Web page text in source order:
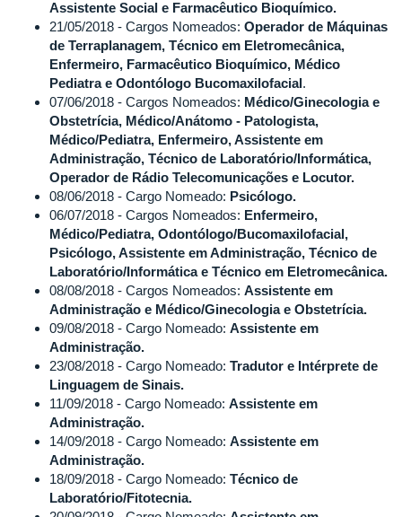
Assistente Social e Farmacêutico Bioquímico.
21/05/2018 - Cargos Nomeados: Operador de Máquinas
de Terraplanagem, Técnico em Eletromecânica,
Enfermeiro, Farmacêutico Bioquímico, Médico
Pediatra e Odontólogo Bucomaxilofacial.
07/06/2018 - Cargos Nomeados: Médico/Ginecologia e
Obstetrícia, Médico/Anátomo - Patologista,
Médico/Pediatra, Enfermeiro, Assistente em
Administração, Técnico de Laboratório/Informática,
Operador de Rádio Telecomunicações e Locutor.
08/06/2018 - Cargo Nomeado: Psicólogo.
06/07/2018 - Cargos Nomeados: Enfermeiro,
Médico/Pediatra, Odontólogo/Bucomaxilofacial,
Psicólogo, Assistente em Administração, Técnico de
Laboratório/Informática e Técnico em Eletromecânica.
08/08/2018 - Cargos Nomeados: Assistente em
Administração e Médico/Ginecologia e Obstetrícia.
09/08/2018 - Cargo Nomeado: Assistente em
Administração.
23/08/2018 - Cargo Nomeado: Tradutor e Intérprete de
Linguagem de Sinais.
11/09/2018 - Cargo Nomeado: Assistente em
Administração.
14/09/2018 - Cargo Nomeado: Assistente em
Administração.
18/09/2018 - Cargo Nomeado: Técnico de
Laboratório/Fitotecnia.